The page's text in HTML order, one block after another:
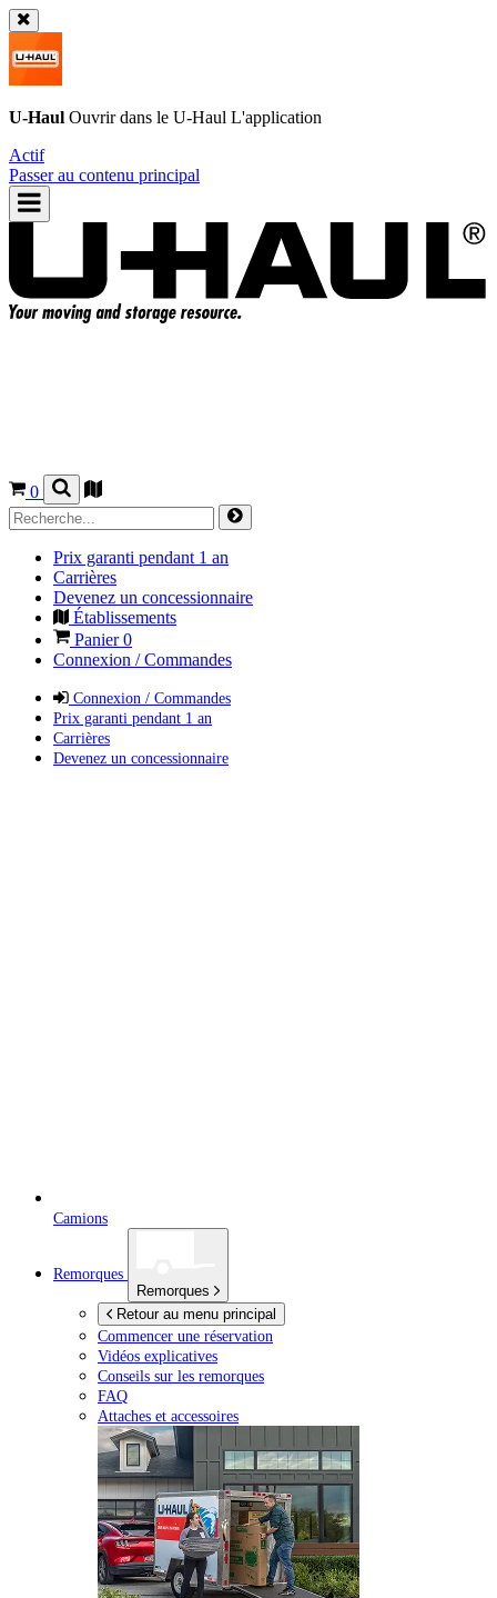
U-Haul Ouvrir dans le U-Haul L'application
Actif
Passer au contenu principal
0
Prix garanti pendant 1 an
Carrières
Devenez un concessionnaire
Établissements
Panier0
Connexion / Commandes
Connexion / Commandes
Prix garanti pendant 1 an
Carrières
Devenez un concessionnaire
Camions
Remorques
Remorques
Retour au menu principal
Commencer une réservation
Vidéos explicatives
Conseils sur les remorques
FAQ
Attaches et accessoires